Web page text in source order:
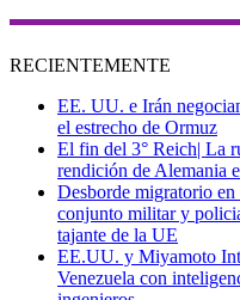
RECIENTEMENTE
EE. UU. e Irán
el estrecho de Ormuz
El fin del 3° Reich| La
rendición de Alemania
Desborde migratorio
conjunto militar y
tajante de la UE
EE.UU. y Miyamoto
Venezuela con